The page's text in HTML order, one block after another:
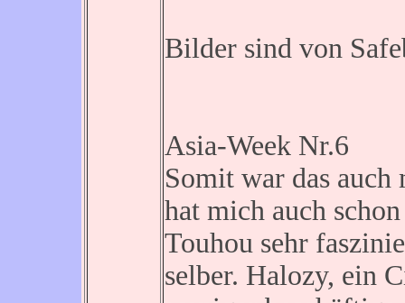
Bilder sind von
Asia-Week Nr.6
Somit war das auch
hat mich auch
Touhou sehr
selber. Halozy, ein